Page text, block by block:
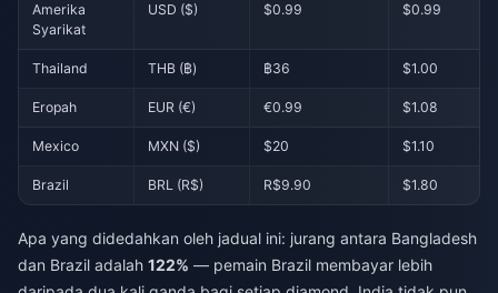
Amerika
Syarikat
USD ($) $0.99 $0.99
Thailand THB (฿) ฿36 $1.00
Eropah EUR (€) €0.99 $1.08
Mexico MXN ($) $20 $1.10
Brazil BRL (R$) R$9.90 $1.80
Apa yang didedahkan oleh jadual ini: jurang antara Bangladesh
dan Brazil adalah 122% — pemain Brazil membayar lebih